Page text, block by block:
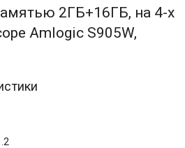
2ГБ+16ГБ, на 4-х
Amlogic S905W,